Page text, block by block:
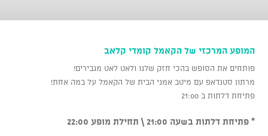
המופע המרכזי של הקאמל קומדי קלאב
פותחים את הסופש בהכי חזק שלנו ולאט לאט מגבירים!
מרתון סטנדאפ עם מיטב אמני הבית של הקאמל על במה אחת!
פתיחת דלתות ב 21:00
* פתיחת דלתות בשעה 21:00 \ תחילת מופע 22:00